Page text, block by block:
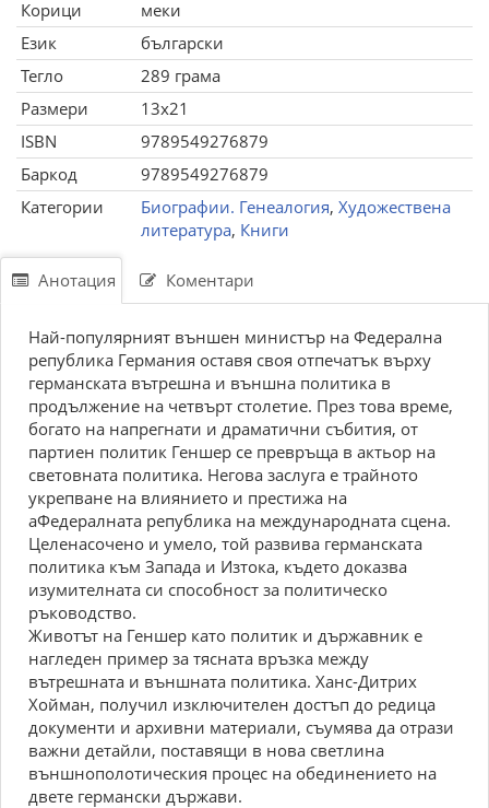
Корици
меки
Език
български
Тегло
289 грама
Размери
13x21
ISBN
9789549276879
Баркод
9789549276879
Категории
Биографии. Генеалогия, Художествена
литература, Книги
Анотация Коментари
Най-популярният външен министър на Федерална
република Германия оставя своя отпечатък върху
германската вътрешна и външна политика в
продължение на четвърт столетие. През това време,
богато на напрегнати и драматични събития, от
партиен политик Геншер се превръща в актьор на
световната политика. Негова заслуга е трайното
укрепване на влиянието и престижа на
аФедералната република на международната сцена.
Целенасочено и умело, той развива германската
политика към Запада и Изтока, където доказва
изумителната си способност за политическо
ръководство.
Животът на Геншер като политик и държавник е
нагледен пример за тясната връзка между
вътрешната и външната политика. Ханс-Дитрих
Хойман, получил изключителен достъп до редица
документи и архивни материали, съумява да отрази
важни детайли, поставящи в нова светлина
външнополотическия процес на обединението на
двете германски държави.